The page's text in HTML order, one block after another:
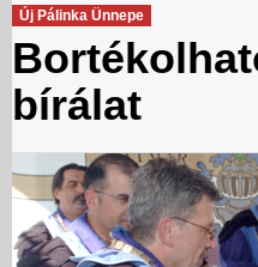
Új Pálinka Ünnepe
bírálat